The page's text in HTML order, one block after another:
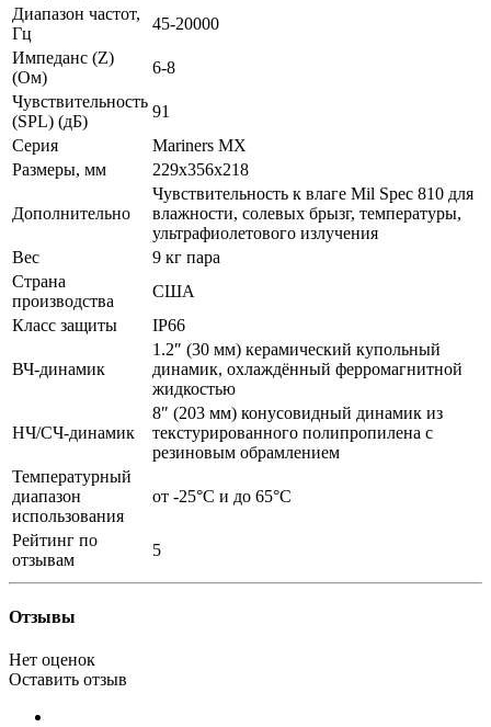
Диапазон частот,
Гц
45-20000
Импеданс (Z)
(Ом)
6-8
Чувствительность
(SPL) (дБ)
91
Серия
Mariners MX
Размеры, мм
229x356x218
Дополнительно
Чувствительность к влаге Mil Spec 810 для
влажности, солевых брызг, температуры,
ультрафиолетового излучения
Вес
9 кг пара
Страна
производства
США
Класс защиты
IP66
ВЧ-динамик
1.2″ (30 мм) керамический купольный
динамик, охлаждённый ферромагнитной
жидкостью
НЧ/СЧ-динамик
8″ (203 мм) конусовидный динамик из
текстурированного полипропилена с
резиновым обрамлением
Температурный
диапазон
использования
от -25°C и до 65°C
Рейтинг по
отзывам
5
Отзывы
Нет оценок
Оставить отзыв